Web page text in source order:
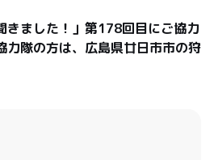
きました！」第178回目にご協力
力隊の方は、広島県廿日市市の狩